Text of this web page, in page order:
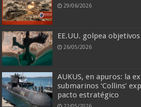
29/06/2026
EE.UU. golpea
26/05/2026
AUKUS, en apuros: la
submarinos ‘Collins’
pacto estratégico